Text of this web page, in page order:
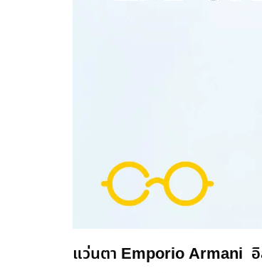
แว่นตา Emporio Armani อิ